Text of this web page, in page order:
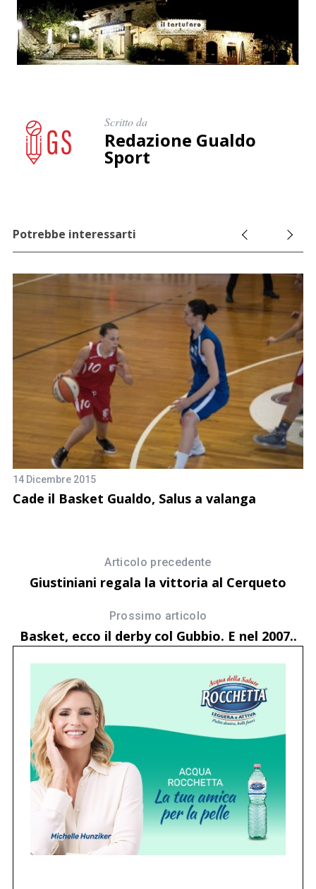
Scritto da
Redazione Gualdo
Sport
Potrebbe interessarti
14 Dicembre 2015
Cade il Basket Gualdo, Salus a valanga
Articolo precedente
Giustiniani regala la vittoria al Cerqueto
Prossimo articolo
Basket, ecco il derby col Gubbio. E nel 2007..